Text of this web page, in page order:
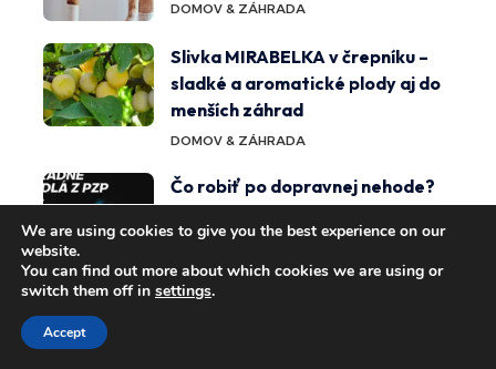
DOMOV & ZÁHRADA
Slivka MIRABELKA v črepníku –
sladké a aromatické plody aj do
menších záhrad
DOMOV & ZÁHRADA
Čo robiť po dopravnej nehode?
mať nárok na náhradné vozidlo
AUTO & MOTO
We are using cookies to give you the best experience on our
website.
You can find out more about which cookies we are using or
switch them off in settings.
Accept